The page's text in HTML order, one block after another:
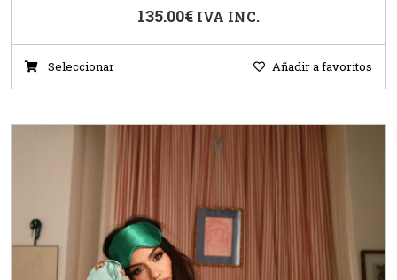
135.00€ IVA INC.
Seleccionar Añadir a favoritos